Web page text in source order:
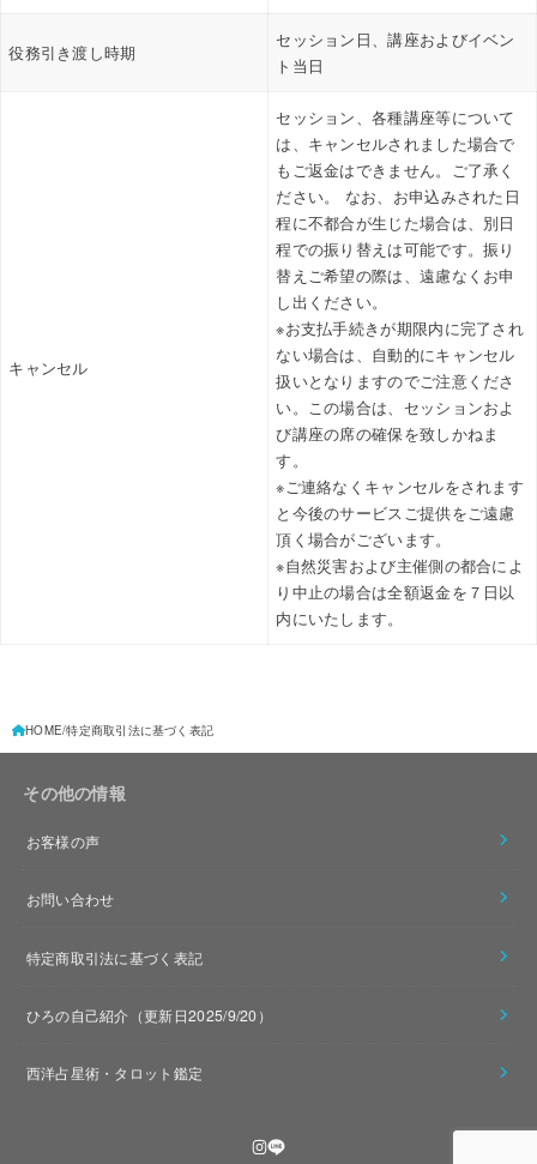
役務引き渡し時期
セッション日、講座およびイベン
ト当日
キャンセル
セッション、各種講座等について
は、キャンセルされました場合で
もご返金はできません。ご了承く
ださい。 なお、お申込みされた日
程に不都合が生じた場合は、別日
程での振り替えは可能です。振り
替えご希望の際は、遠慮なくお申
し出ください。
※お支払手続きが期限内に完了され
ない場合は、自動的にキャンセル
扱いとなりますのでご注意くださ
い。この場合は、セッションおよ
び講座の席の確保を致しかねま
す。
※ご連絡なくキャンセルをされます
と今後のサービスご提供をご遠慮
頂く場合がございます。
※自然災害および主催側の都合によ
り中止の場合は全額返金を７日以
内にいたします。
HOME 特定商取引法に基づく表記
その他の情報
お客様の声
お問い合わせ
特定商取引法に基づく表記
ひろの自己紹介（更新日2025/9/20）
西洋占星術・タロット鑑定